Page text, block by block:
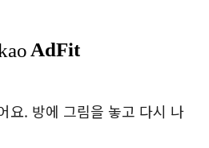
요. 방에 그림을 놓고 다시 나